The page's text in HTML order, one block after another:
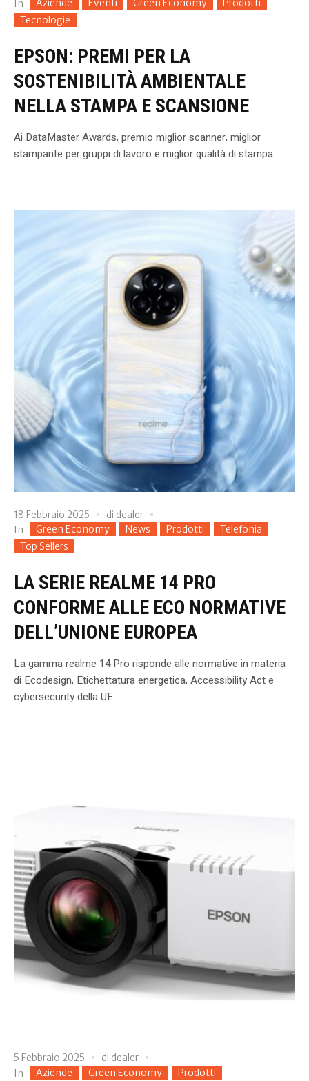
In
Aziende Eventi Green Economy
Prodotti
Tecnologie
EPSON: PREMI PER LA
SOSTENIBILITÀ AMBIENTALE
NELLA STAMPA E SCANSIONE
Ai DataMaster Awards, premio miglior scanner, miglior
stampante per gruppi di lavoro e miglior qualità di stampa
18 Febbraio 2025 di dealer
In
Green Economy News Prodotti
Telefonia
Top Sellers
LA SERIE REALME 14 PRO
CONFORME ALLE ECO NORMATIVE
DELL’UNIONE EUROPEA
La gamma realme 14 Pro risponde alle normative in materia
di Ecodesign, Etichettatura energetica, Accessibility Act e
cybersecurity della UE
5 Febbraio 2025 di dealer
In
Aziende Green Economy Prodotti